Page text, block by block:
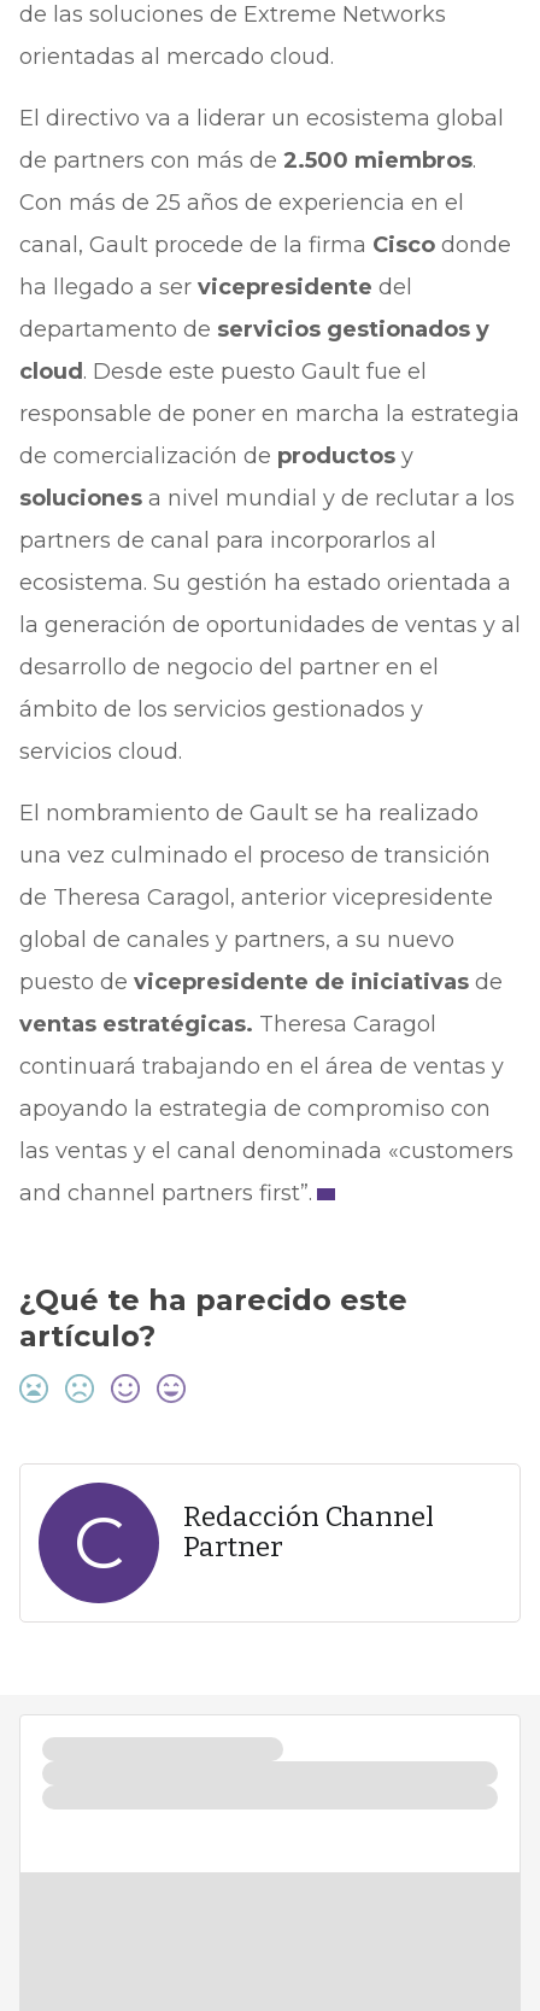
de las soluciones de Extreme Networks
orientadas al mercado cloud.
El directivo va a liderar un ecosistema global
de partners con más de 2.500 miembros.
Con más de 25 años de experiencia en el
canal, Gault procede de la firma Ciscodonde
ha llegado a servicepresidente del
departamento de servicios gestionados y
cloud . Desde este puesto Gault fue el
responsable de poner en marcha la estrategia
de comercialización de productosy
solucionesa nivel mundial y de reclutar a los
partners de canal para incorporarlos al
ecosistema. Su gestión ha estado orientada a
la generación de oportunidades de ventas y al
desarrollo de negocio del partner en el
ámbito de los servicios gestionados y
servicios cloud.
El nombramiento de Gault se ha realizado
una vez culminado el proceso de transición
de Theresa Caragol, anterior vicepresidente
global de canales y partners, a su nuevo
puesto de vicepresidente de iniciativasde
ventas estratégicas. Theresa Caragol
continuará trabajando en el área de ventas y
apoyando la estrategia de compromiso con
las ventas y el canal denominada «customers
and channel partners first”.
¿Qué te ha parecido este
artículo?
C
Redacción Channel
Partner